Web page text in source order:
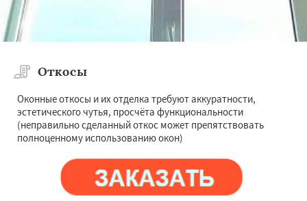
Откосы
Оконные откосы и их отделка требуют аккуратности,
эстетического чутья, просчёта функциональности
(неправильно сделанный откос может препятствовать
полноценному использованию окон)